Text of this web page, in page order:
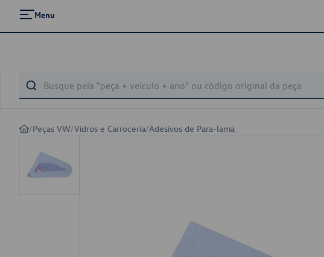
Menu
/Peças VW/Vidros e Carroceria/Adesivos de Para-lama